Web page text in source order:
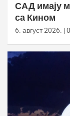
САД имају
са Кином
6. август 2026. |